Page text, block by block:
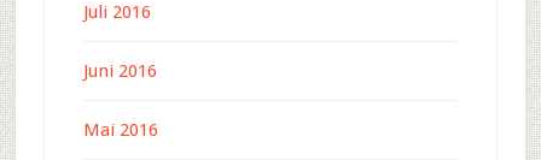
Juli 2016
Juni 2016
Mai 2016